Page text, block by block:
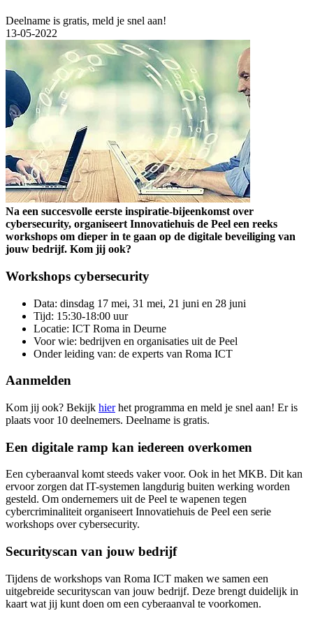
Deelname is gratis, meld je snel aan!
13-05-2022
Na een succesvolle eerste inspiratie-bijeenkomst over
cybersecurity, organiseert Innovatiehuis de Peel een reeks
workshops om dieper in te gaan op de digitale beveiliging van
jouw bedrijf. Kom jij ook?
Workshops cybersecurity
Data: dinsdag 17 mei, 31 mei, 21 juni en 28 juni
Tijd: 15:30-18:00 uur
Locatie: ICT Roma in Deurne
Voor wie: bedrijven en organisaties uit de Peel
Onder leiding van: de experts van Roma ICT
Aanmelden
Kom jij ook? Bekijk hierhet programma en meld je snel aan! Er is
plaats voor 10 deelnemers. Deelname is gratis.
Een digitale ramp kan iedereen overkomen
Een cyberaanval komt steeds vaker voor. Ook in het MKB. Dit kan
ervoor zorgen dat IT-systemen langdurig buiten werking worden
gesteld. Om ondernemers uit de Peel te wapenen tegen
cybercriminaliteit organiseert Innovatiehuis de Peel een serie
workshops over cybersecurity.
Securityscan van jouw bedrijf
Tijdens de workshops van Roma ICT maken we samen een
uitgebreide securityscan van jouw bedrijf. Deze brengt duidelijk in
kaart wat jij kunt doen om een cyberaanval te voorkomen.